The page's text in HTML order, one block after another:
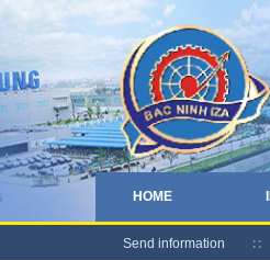
HOME
Send information